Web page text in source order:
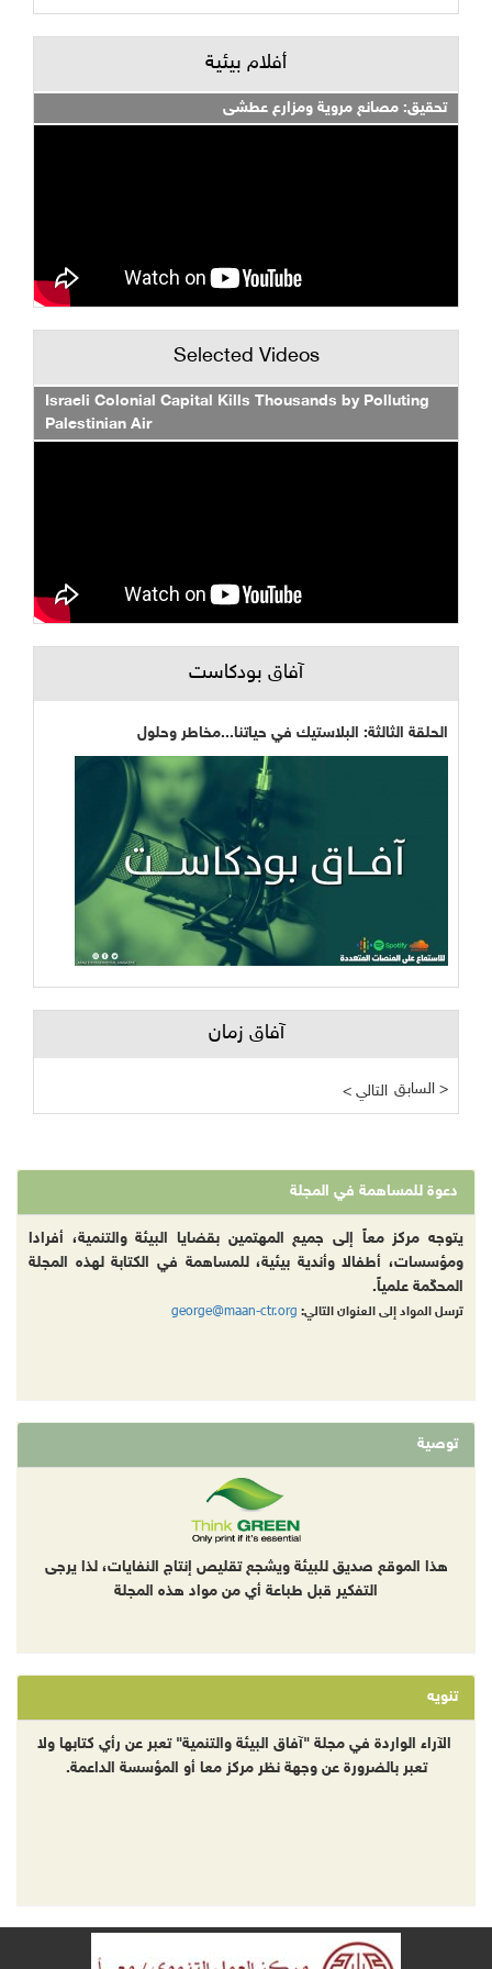
أفلام بيئية
تحقيق: مصانع مروية ومزارع عطشى
Selected Videos
Israeli Colonial Capital Kills Thousands by Polluting
Palestinian Air
آفاق بودكاست
الحلقة الثالثة: البلاستيك في حياتنا...مخاطر وحلول
آفاق زمان
< التالي السابق >
دعوة للمساهمة في المجلة
يتوجه مركز معاً إلى جميع المهتمين بقضايا البيئة والتنمية، أفرادا
ومؤسسات، أطفالا وأندية بيئية، للمساهمة في الكتابة لهذه المجلة
المحكّمة علمياً.
ترسل المواد إلى العنوان التالي: george@maan-ctr.org
توصية
هذا الموقع صديق للبيئة ويشجع تقليص إنتاج النفايات، لذا يرجى
التفكير قبل طباعة أي من مواد هذه المجلة
تنويه
الآراء الواردة في مجلة "آفاق البيئة والتنمية" تعبر عن رأي كتابها ولا
تعبر بالضرورة عن وجهة نظر مركز معا أو المؤسسة الداعمة.